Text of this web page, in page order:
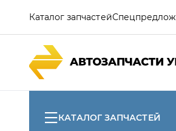
Каталог запчастей
КАТАЛОГ ЗАПЧАСТЕЙ